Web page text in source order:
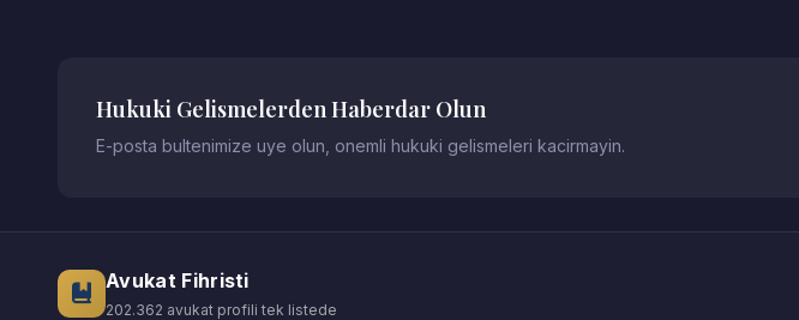
Hukuki Gelismelerden Haberdar Olun
E-posta bultenimize uye olun, onemli hukuki gelismeleri kacirmayin.
Avukat Fihristi
202.362 avukat profili tek listede